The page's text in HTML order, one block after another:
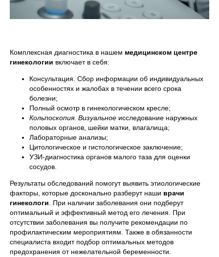
Комплексная диагностика в нашем медицинском центре
гинекологии включает в себя:
Консультация. Сбор информации об индивидуальных
особенностях и жалобах в течении всего срока
болезни;
Полный осмотр в гинекологическом кресле;
Кольпоскопия. Визуальное исследование наружных
половых органов, шейки матки, влагалища;
Лабораторные анализы;
Цитологическое и гистологическое заключение;
УЗИ-диагностика органов малого таза для оценки
сосудов.
Результаты обследований помогут выявить этиологические
факторы, которые досконально разберут наши врачи
гинекологи. При наличии заболевания они подберут
оптимальный и эффективный метод его лечения. При
отсутствии заболевания вы получите рекомендации по
профилактическим мероприятиям. Также в обязанности
специалиста входит подбор оптимальных методов
предохранения от нежелательной беременности.